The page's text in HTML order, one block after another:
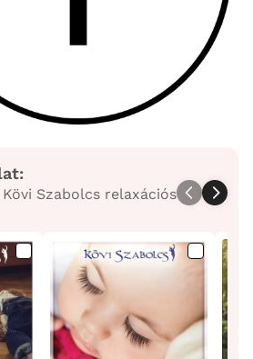
Szabolcs relaxációs